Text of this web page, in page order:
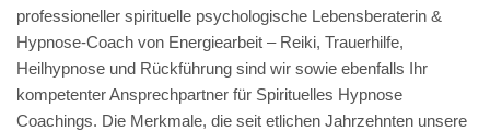
professioneller spirituelle psychologische Lebensberaterin &
Hypnose-Coach von Energiearbeit – Reiki, Trauerhilfe,
Heilhypnose und Rückführung sind wir sowie ebenfalls Ihr
kompetenter Ansprechpartner für Spirituelles Hypnose
Coachings. Die Merkmale, die seit etlichen Jahrzehnten unsere